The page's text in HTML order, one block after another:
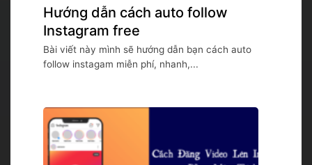
Hướng dẫn cách auto follow
Instagram free
Bài viết này mình sẽ hướng dẫn bạn cách auto
follow instagam miễn phí, nhanh,...